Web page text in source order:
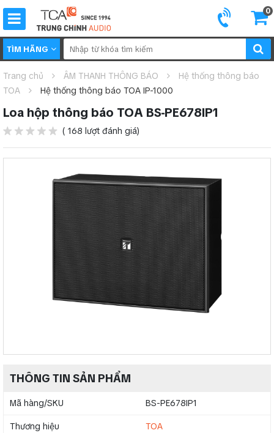
0
TÌM HÃNG
Trang chủ ÂM THANH THÔNG BÁO
Hệ thống thông báo
TOA
Hệ thống thông báo TOA IP-1000
Loa hộp thông báo TOA BS-PE678IP1
( 168 lượt đánh giá)
THÔNG TIN SẢN PHẨM
Mã hàng/SKU BS-PE678IP1
Thương hiệu TOA